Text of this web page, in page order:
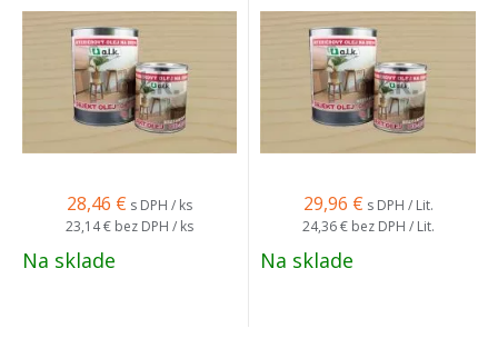
28,46 € s DPH / ks
23,14 € bez DPH / ks
Na sklade
29,96 € s DPH / Lit.
24,36 € bez DPH / Lit.
Na sklade